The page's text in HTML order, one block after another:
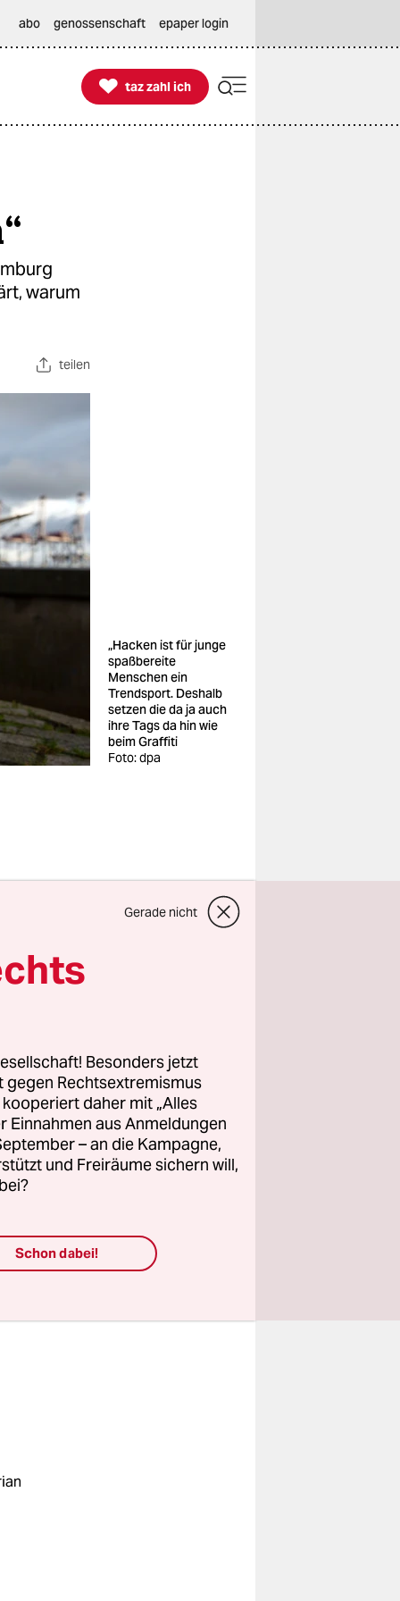
abo genossenschaft epaper login

taz zahl ich
taz zahl ich
warum
teilen
„Hacken ist für junge
spaßbereite
Menschen ein
Trendsport. Deshalb
setzen die da ja auch
ihre Tags da hin wie
beim Graffiti
Foto: dpa
heißt,
ist wie
kann
die
nehmen.
wie es
Gerade nicht
Besonders jetzt
gegen Rechtsextremismus
daher mit „Alles
Einnahmen aus Anmeldungen
– an die Kampagne,
und Freiräume sichern will,
Schon dabei!